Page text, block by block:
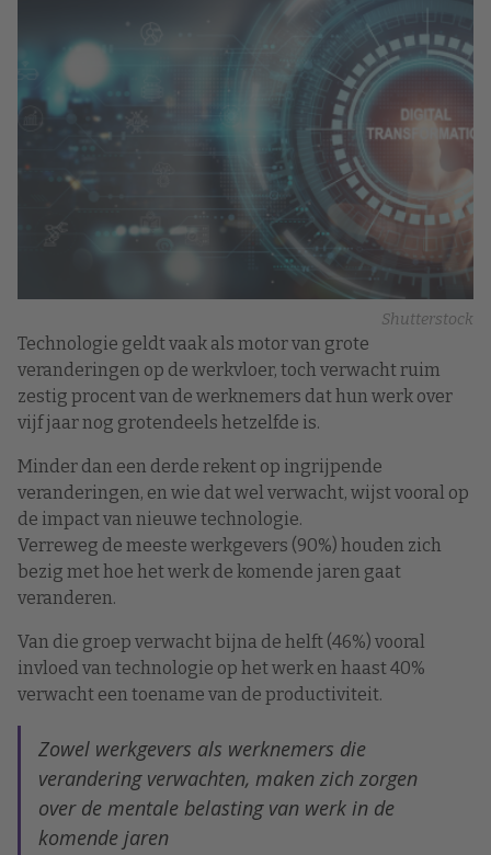
Shutterstock
Technologie geldt vaak als motor van grote
veranderingen op de werkvloer, toch verwacht ruim
zestig procent van de werknemers dat hun werk over
vijf jaar nog grotendeels hetzelfde is.
Minder dan een derde rekent op ingrijpende
veranderingen, en wie dat wel verwacht, wijst vooral op
de impact van nieuwe technologie.
Verreweg de meeste werkgevers (90%) houden zich
bezig met hoe het werk de komende jaren gaat
veranderen.
Van die groep verwacht bijna de helft (46%) vooral
invloed van technologie op het werk en haast 40%
verwacht een toename van de productiviteit.
Zowel werkgevers als werknemers die
verandering verwachten, maken zich zorgen
over de mentale belasting van werk in de
komende jaren